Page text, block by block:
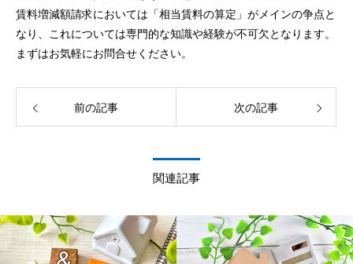
賃料増減額請求においては「相当賃料の算定」がメインの争点と
なり、これについては専門的な知識や経験が不可欠となります。
まずはお気軽にお問合せください。
前の記事 次の記事
関連記事